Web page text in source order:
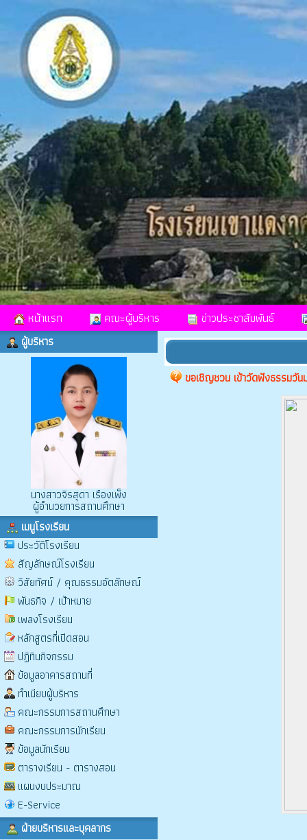
หน้าแรก คณะผู้บริหาร ข่าวประชาสัมพันธ์
ผู้บริหาร
นางสาวจิรสุดา เรืองเพ็ง
ผู้อำนวยการสถานศึกษา
เมนูโรงเรียน
ประวัติโรงเรียน
สัญลักษณ์โรงเรียน
วิสัยทัศน์ / คุณธรรมอัตลักษณ์
พันธกิจ / เป้าหมาย
เพลงโรงเรียน
หลักสูตรที่เปิดสอน
ปฏิทินกิจกรรม
ข้อมูลอาคารสถานที่
ทำเนียบผู้บริหาร
คณะกรรมการสถานศึกษา
คณะกรรมการนักเรียน
ข้อมูลนักเรียน
ตารางเรียน - ตารางสอน
แผนงบประมาณ
E-Service
ฝ่ายบริหารและบุคลากร
ขอเชิญชวน เข้าวัดฟังธรรมวัน